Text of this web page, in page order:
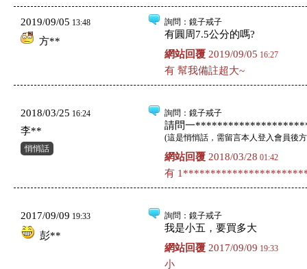
2019/09/05 13:48
方**
詢問 ：鏡子戒子
有圓周7.5公分的嗎?
網站回覆 2019/09/05 16:27
有 幫我備註超大~
2018/03/25 16:24
李**
悄悄話
詢問 ：鏡子戒子
請問一
(這是悄悄話，需留言本人登入會員後
網站回覆 2018/03/28 01:42
有
2017/09/09 19:33
彭**
詢問 ：鏡子戒子
我是小五，要買多大
網站回覆 2017/09/09 19:33
小